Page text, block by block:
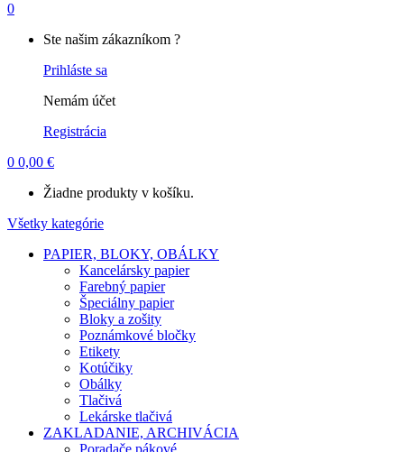
0
Ste našim zákazníkom ?
Prihláste sa
Nemám účet
Registrácia
0 0,00 €
Žiadne produkty v košíku.
Všetky kategórie
PAPIER, BLOKY, OBÁLKY
Kancelársky papier
Farebný papier
Špeciálny papier
Bloky a zošity
Poznámkové bločky
Etikety
Kotúčiky
Obálky
Tlačivá
Lekárske tlačivá
ZAKLADANIE, ARCHIVÁCIA
Poradače pákové